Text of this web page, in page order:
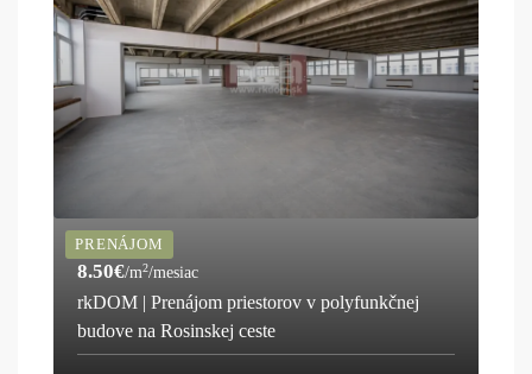
PRENÁJOM
8.50€/m2/mesiac
rkDOM | Prenájom priestorov v polyfunkčnej
budove na Rosinskej ceste